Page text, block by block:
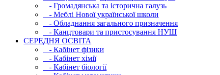
- Громадянська та історична галузь
- Меблі Нової української школи
- Обладнання загального призначення
- Канцтовари та пристосування НУШ
СЕРЕДНЯ ОСВIТА
- Кабінет фізики
- Кабінет хімії
- Кабінет біології